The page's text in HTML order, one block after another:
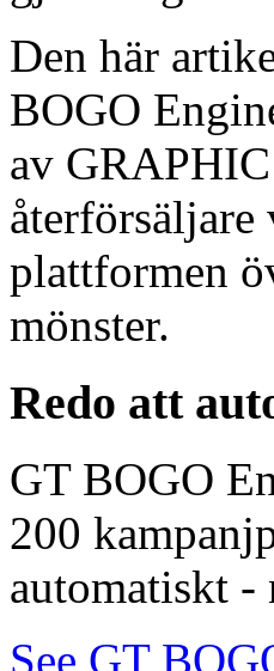
Den här
BOGO
av
återförsäljare
plattformen
mönster.
Redo att
GT BOGO
200
automatiskt
See GT